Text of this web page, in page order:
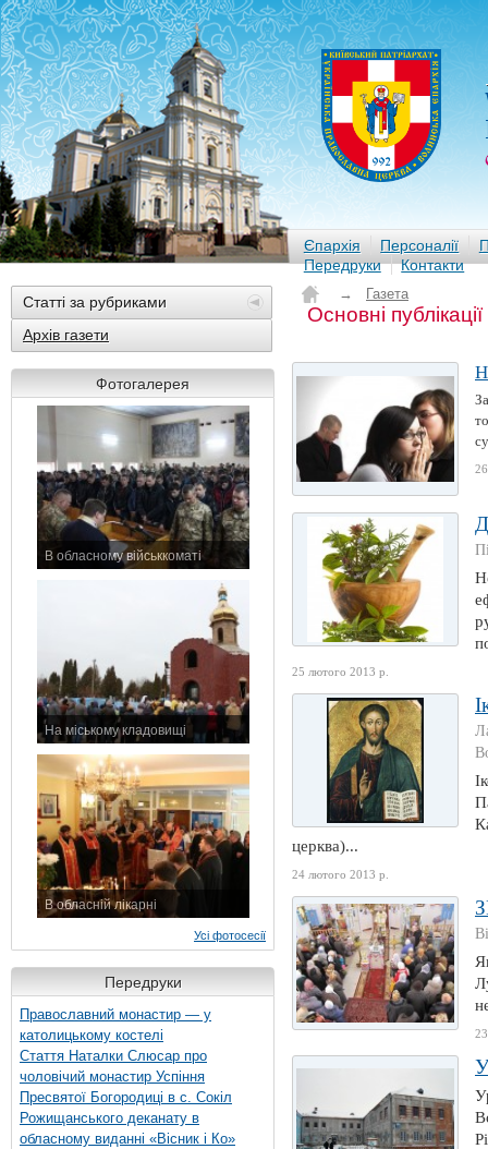
Єпархія Персоналії
Передруки
Контакти
Статті за рубриками
Архів газети
Фотогалерея
В обласному військкоматі
На міському кладовищі
В обласній лікарні
Усі фотосесії
Передруки
Православний монастир — у
католицькому костелі
Стаття Наталки Слюсар про
чоловічий монастир Успіння
Пресвятої Богородиці в с. Сокіл
Рожищанського деканату в
обласному виданні «Вісник і Ко»
→ Газета
Основні
25 лютого 2013 р.
церква)...
24 лютого 2013 р.